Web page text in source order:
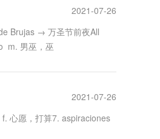
2021-07-26
Brujas → 万圣节前夜All
m. 男巫，巫
2021-07-26
心愿，打算7. aspiraciones